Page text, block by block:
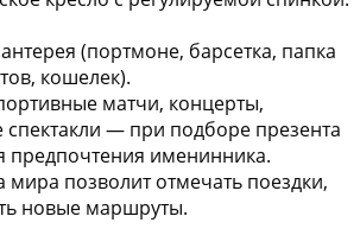
(портмоне, барсетка, папка
кошелек).
матчи, концерты,
— при подборе презента
предпочтения именинника.
мира позволит отмечать поездки,
новые маршруты.